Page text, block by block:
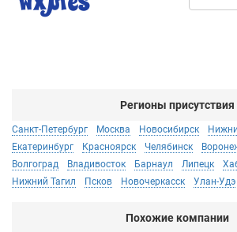
Регионы присутствия
Санкт-Петербург Москва Новосибирск
Екатеринбург
Красноярск Челябинск
Волгоград
Владивосток Барнаул Липецк
Нижний Тагил
Псков Новочеркасск Улан-Удэ
Похожие компании